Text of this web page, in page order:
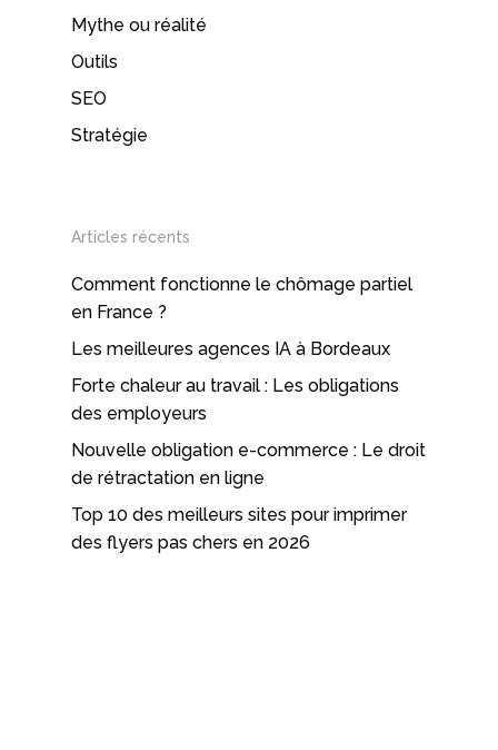
Mythe ou réalité
Outils
SEO
Stratégie
Articles récents
Comment fonctionne le chômage partiel
en France ?
Les meilleures agences IA à Bordeaux
Forte chaleur au travail : Les obligations
des employeurs
Nouvelle obligation e-commerce : Le droit
de rétractation en ligne
Top 10 des meilleurs sites pour imprimer
des flyers pas chers en 2026